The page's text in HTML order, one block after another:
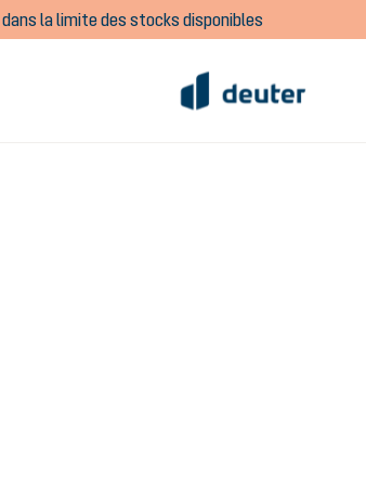
la limite des stocks disponibles